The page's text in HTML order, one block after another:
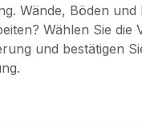
Wände, Böden und
Wählen Sie die
und bestätigen